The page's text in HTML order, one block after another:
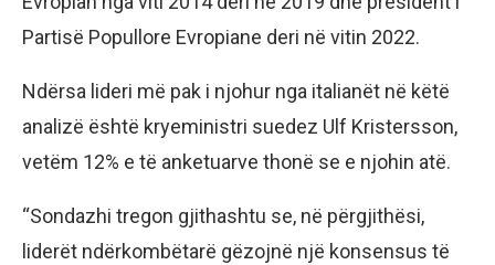
Partisë Popullore Evropiane deri në vitin 2022.
Ndërsa lideri më pak i njohur nga italianët në këtë
analizë është kryeministri suedez Ulf Kristersson,
vetëm 12% e të anketuarve thonë se e njohin atë.
“Sondazhi tregon gjithashtu se, në përgjithësi,
liderët ndërkombëtarë gëzojnë një konsensus të